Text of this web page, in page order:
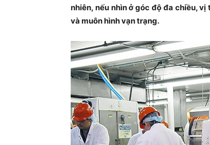
nhiên, nếu nhìn ở góc độ đa chiều,
và muôn hình vạn trạng.